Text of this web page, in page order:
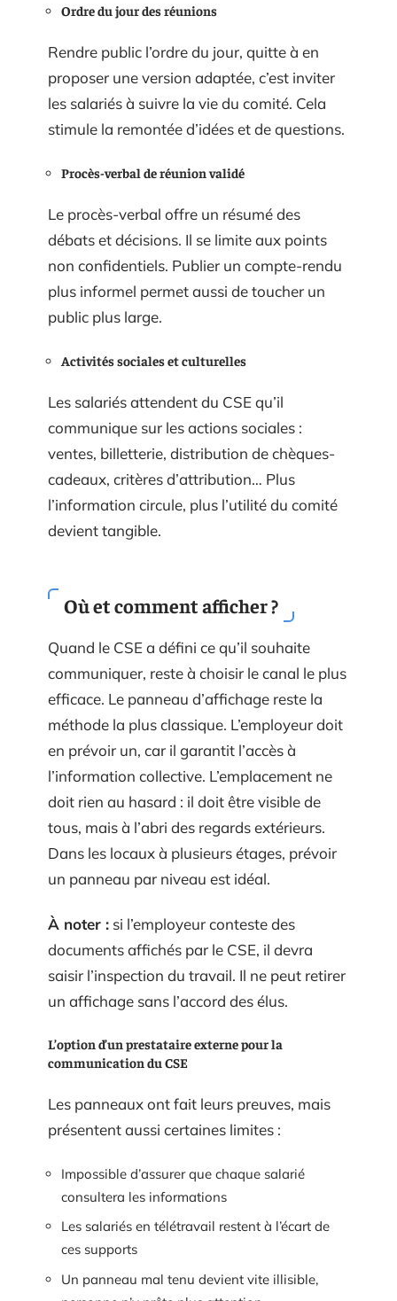
Ordre du jour des réunions
Rendre public l’ordre du jour, quitte à en
proposer une version adaptée, c’est inviter
les salariés à suivre la vie du comité. Cela
stimule la remontée d’idées et de questions.
Procès-verbal de réunion validé
Le procès-verbal offre un résumé des
débats et décisions. Il se limite aux points
non confidentiels. Publier un compte-rendu
plus informel permet aussi de toucher un
public plus large.
Activités sociales et culturelles
Les salariés attendent du CSE qu’il
communique sur les actions sociales :
ventes, billetterie, distribution de chèques-
cadeaux, critères d’attribution… Plus
l’information circule, plus l’utilité du comité
devient tangible.
Où et comment afficher ?
Quand le CSE a défini ce qu’il souhaite
communiquer, reste à choisir le canal le plus
efficace. Le panneau d’affichage reste la
méthode la plus classique. L’employeur doit
en prévoir un, car il garantit l’accès à
l’information collective. L’emplacement ne
doit rien au hasard : il doit être visible de
tous, mais à l’abri des regards extérieurs.
Dans les locaux à plusieurs étages, prévoir
un panneau par niveau est idéal.
À noter : si l’employeur conteste des
documents affichés par le CSE, il devra
saisir l’inspection du travail. Il ne peut retirer
un affichage sans l’accord des élus.
L’option d’un prestataire externe pour la
communication du CSE
Les panneaux ont fait leurs preuves, mais
présentent aussi certaines limites :
Impossible d’assurer que chaque salarié
consultera les informations
Les salariés en télétravail restent à l’écart de
ces supports
Un panneau mal tenu devient vite illisible,